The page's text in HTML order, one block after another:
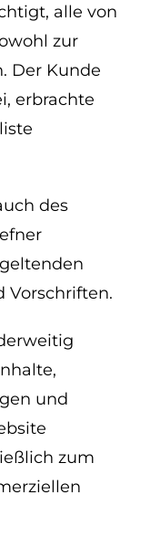
alle von
zur
Der Kunde
erbrachte
des
Vorschriften.
und
zum